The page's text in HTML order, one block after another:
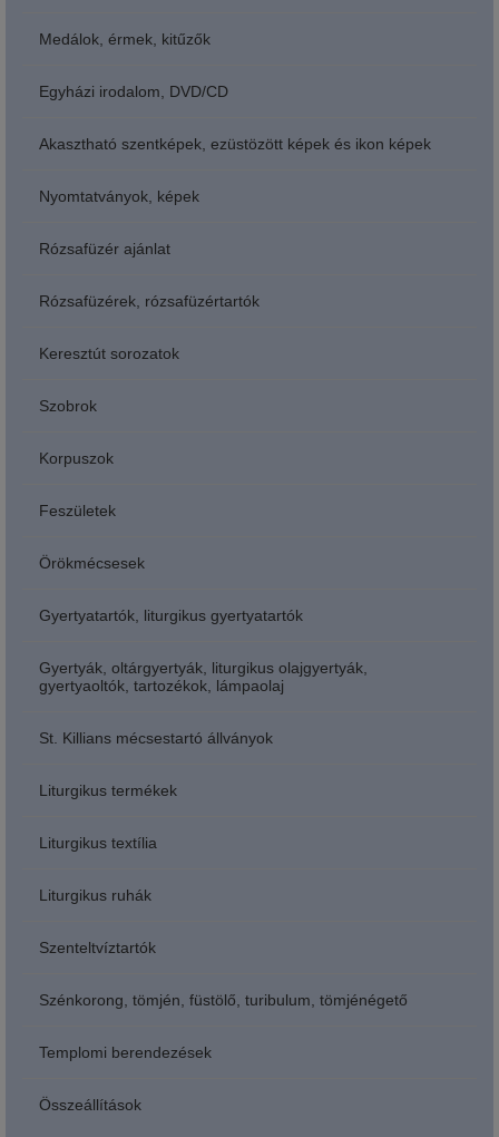
Medálok, érmek, kitűzők
Egyházi irodalom, DVD/CD
Akasztható szentképek, ezüstözött képek és ikon képek
Nyomtatványok, képek
Rózsafüzér ajánlat
Rózsafüzérek, rózsafüzértartók
Keresztút sorozatok
Szobrok
Korpuszok
Feszületek
Örökmécsesek
Gyertyatartók, liturgikus gyertyatartók
Gyertyák, oltárgyertyák, liturgikus olajgyertyák,
gyertyaoltók, tartozékok, lámpaolaj
St. Killians mécsestartó állványok
Liturgikus termékek
Liturgikus textília
Liturgikus ruhák
Szenteltvíztartók
Szénkorong, tömjén, füstölő, turibulum, tömjénégető
Templomi berendezések
Összeállítások